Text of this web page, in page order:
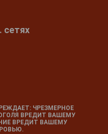
сетях
ЧРЕЗМЕРНОЕ
ВРЕДИТ ВАШЕМУ
ВРЕДИТ ВАШЕМУ